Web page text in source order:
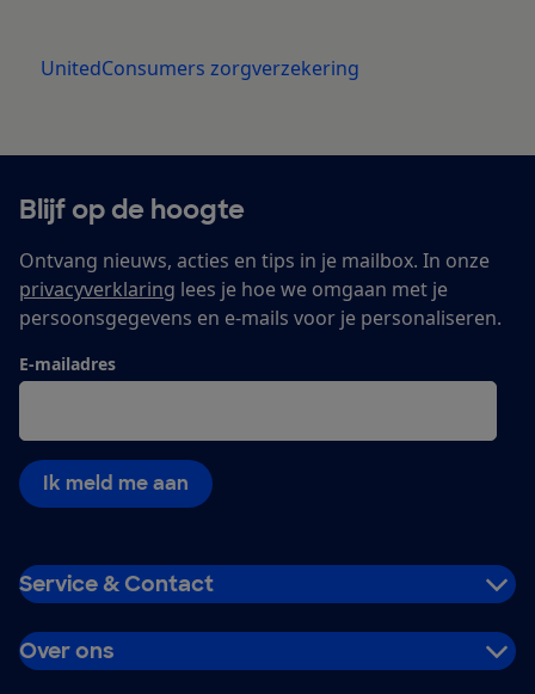
UnitedConsumers zorgverzekering
Blijf op de hoogte
Ontvang nieuws, acties en tips in je mailbox. In onze
privacyverklaring lees je hoe we omgaan met je
persoonsgegevens en e-mails voor je personaliseren.
E-mailadres
Ik meld me aan
Service & Contact
Over ons